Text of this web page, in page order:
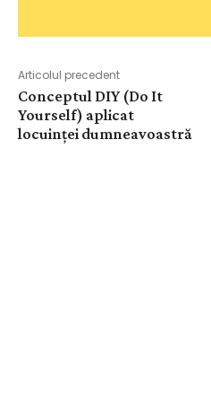
Articolul precedent
Conceptul DIY (Do It
Yourself) aplicat
locuinței dumneavoastră